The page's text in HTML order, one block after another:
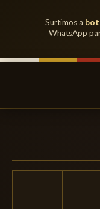
Surtimos a
WhatsApp